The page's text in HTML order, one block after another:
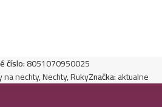
číslo:8051070950025
na nechty,Nechty,RukyZnačka:aktualne